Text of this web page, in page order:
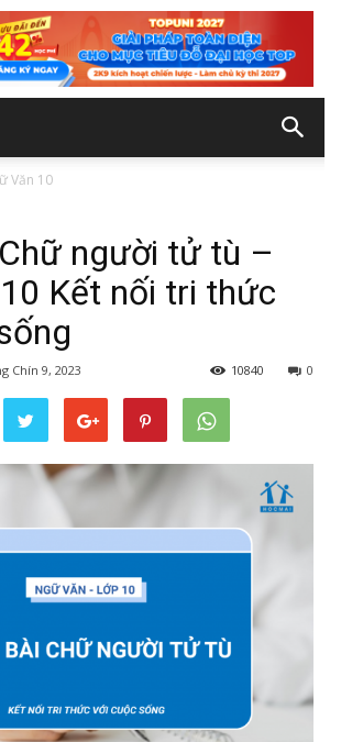
Văn 10
người tử tù –
Kết nối tri thức
Chín 9, 2023 0
10840